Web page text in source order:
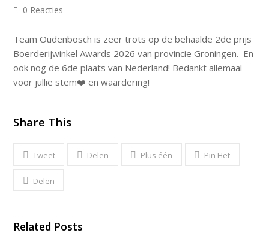
0 Reacties
Team Oudenbosch is zeer trots op de behaalde 2de prijs
Boerderijwinkel Awards 2026 van provincie Groningen. En
ook nog de 6de plaats van Nederland! Bedankt allemaal
voor jullie stem❤️ en waardering!
Share This
Tweet Delen Plus één Pin Het
Delen
Related Posts